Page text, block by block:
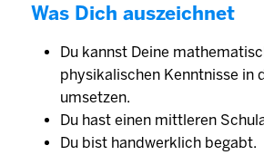
Was Dich auszeichnet
Du kannst Deine
physikalischen Kenntnisse in
umsetzen.
Du hast einen mittleren
Du bist handwerklich begabt.